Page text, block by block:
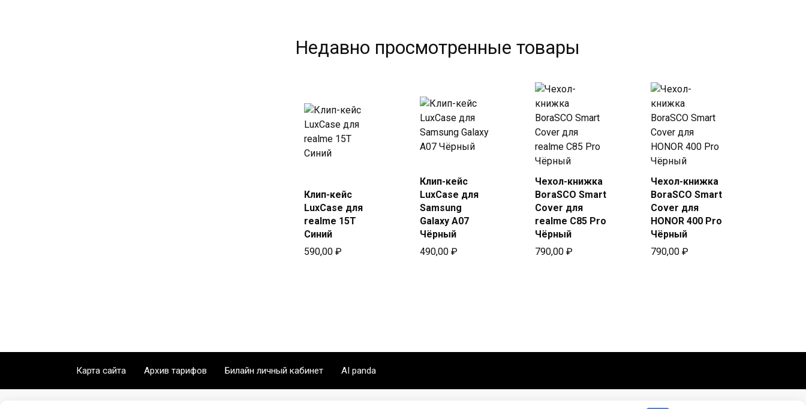
Недавно просмотренные товары
в Beeline
Клип-кейс
LuxCase для
realme 15T
Синий
590,00 ₽
Купить
в Beeline
Клип-кейс
LuxCase для
Samsung
Galaxy A07
Чёрный
490,00 ₽
Купить
в Beeline
Чехол-книжка
BoraSCO Smart
Cover для
realme C85 Pro
Чёрный
790,00 ₽
Купить
в Beeline
Чехол-книжка
BoraSCO Smart
Cover для
HONOR 400 Pro
Чёрный
790,00 ₽
Карта сайта Архив тарифов Билайн личный кабинет AI panda